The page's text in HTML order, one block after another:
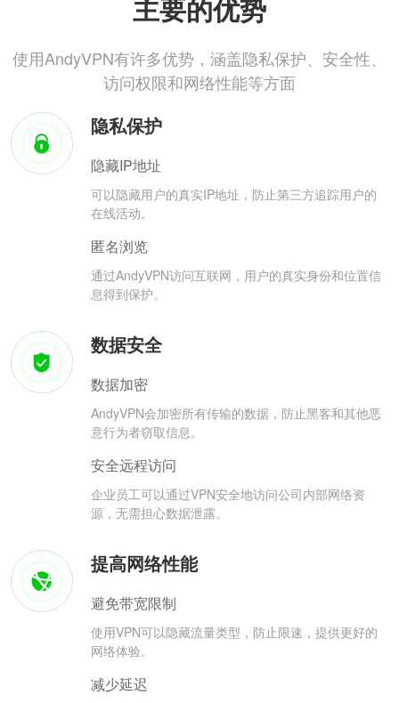
主要的优势
使用AndyVPN有许多优势，涵盖隐私保护、安全性、
访问权限和网络性能等方面
隐私保护
隐藏IP地址
可以隐藏用户的真实IP地址，防止第三方追踪用户的
在线活动。
匿名浏览
通过AndyVPN访问互联网，用户的真实身份和位置信
息得到保护。
数据安全
数据加密
AndyVPN会加密所有传输的数据，防止黑客和其他恶
意行为者窃取信息。
安全远程访问
企业员工可以通过VPN安全地访问公司内部网络资
源，无需担心数据泄露。
提高网络性能
避免带宽限制
使用VPN可以隐藏流量类型，防止限速，提供更好的
网络体验。
减少延迟